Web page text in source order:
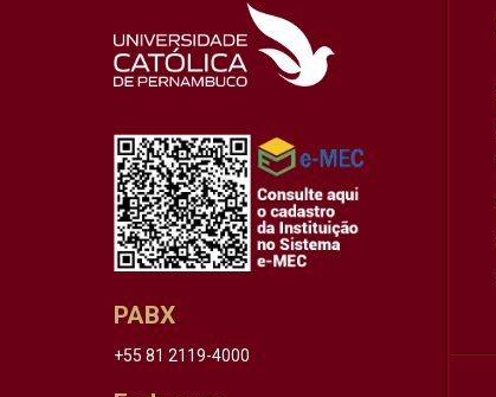
PABX
+55 81 2119-4000